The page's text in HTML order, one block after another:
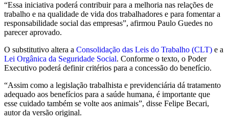
“Essa iniciativa poderá contribuir para a melhoria nas relações de
trabalho e na qualidade de vida dos trabalhadores e para fomentar a
responsabilidade social das empresas”, afirmou Paulo Guedes no
parecer aprovado.
O substitutivo altera a Consolidação das Leis do Trabalho (CLT) e a
Lei Orgânica da Seguridade Social. Conforme o texto, o Poder
Executivo poderá definir critérios para a concessão do benefício.
“Assim como a legislação trabalhista e previdenciária dá tratamento
adequado aos benefícios para a saúde humana, é importante que
esse cuidado também se volte aos animais”, disse Felipe Becari,
autor da versão original.